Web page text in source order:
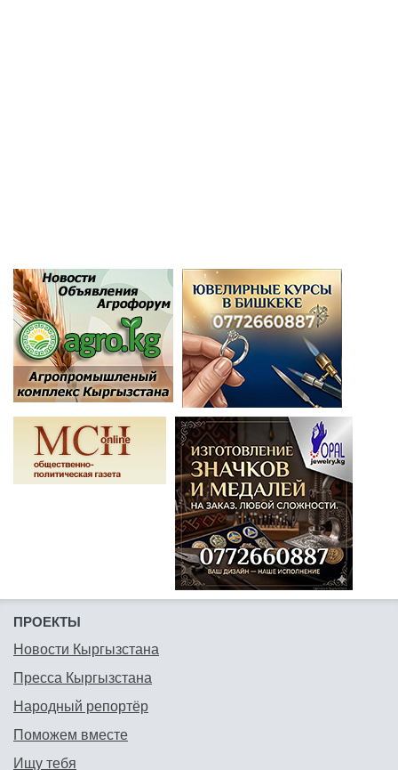
ПРОЕКТЫ
Новости Кыргызстана
Пресса Кыргызстана
Народный репортёр
Поможем вместе
Ищу тебя